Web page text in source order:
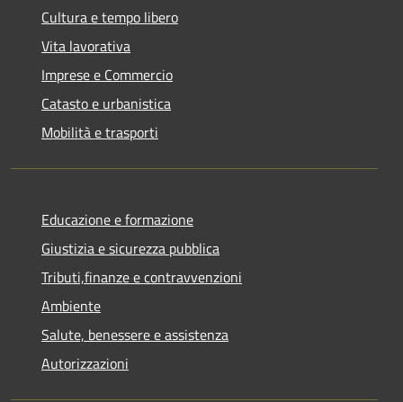
Cultura e tempo libero
Vita lavorativa
Imprese e Commercio
Catasto e urbanistica
Mobilità e trasporti
Educazione e formazione
Giustizia e sicurezza pubblica
Tributi,finanze e contravvenzioni
Ambiente
Salute, benessere e assistenza
Autorizzazioni